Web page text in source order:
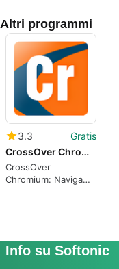
Altri programmi
3.3
Gratis
CrossOver Chromium
CrossOver
Chromium: Naviga
Info su Softonic